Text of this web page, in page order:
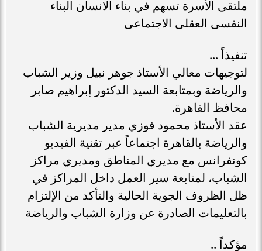
ملتقى الأسرة تسهم في بناء الانسان البناء
النفسى العقلى الاجتماعى
تنفيذاً ...
لتوجيهات معالي الأستاذ جوهر نبيل وزير الشباب
والرياضة وبمتابعة السيد الدكتور إبراهيم صابر
محافظ القاهرة.
عقد الأستاذ محمود فوزي مدير مديرية الشباب
والرياضة بالقاهرة اجتماعاً عبر تقنية الفيديو
كونفرانس مع مديري المناطق ومديري مراكز
الشباب، لمتابعة سير العمل داخل المراكز في
ظل الظروف الجوية الحالية والتأكد من الإلتزام
بالتعليمات الصادرة عن وزارة الشباب والرياضة
مؤكداً ..